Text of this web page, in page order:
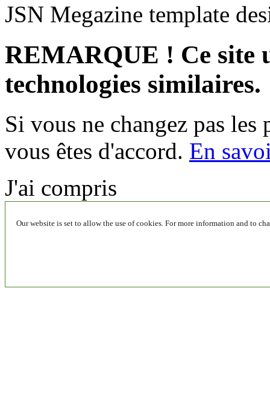
JSN Megazine template
REMARQUE ! Ce site
technologies similaires.
Si vous ne changez pas les
vous êtes d'accord. En
J'ai compris
Our website is set to allow the use of cookies. For more information and to